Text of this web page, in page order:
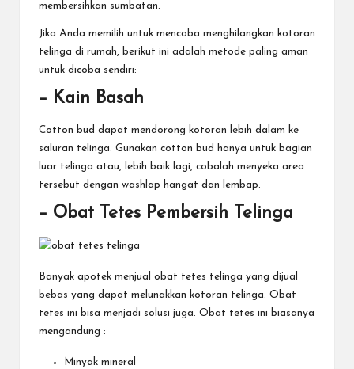
membersihkan sumbatan.
Jika Anda memilih untuk mencoba menghilangkan kotoran
telinga di rumah, berikut ini adalah metode paling aman
untuk dicoba sendiri:
– Kain Basah
Cotton bud dapat mendorong kotoran lebih dalam ke
saluran telinga. Gunakan cotton bud hanya untuk bagian
luar telinga atau, lebih baik lagi, cobalah menyeka area
tersebut dengan washlap hangat dan lembap.
– Obat Tetes Pembersih Telinga
Banyak apotek menjual obat tetes telinga yang dijual
bebas yang dapat melunakkan kotoran telinga. Obat
tetes ini bisa menjadi solusi juga. Obat tetes ini biasanya
mengandung :
Minyak mineral